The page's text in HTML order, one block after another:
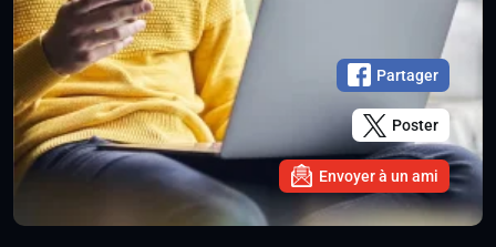
Partager
Poster
Envoyer à un ami